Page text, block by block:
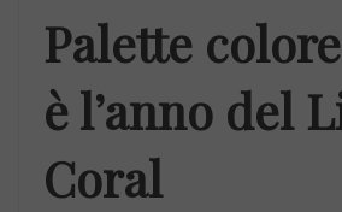
Palette
è l’anno del
Coral